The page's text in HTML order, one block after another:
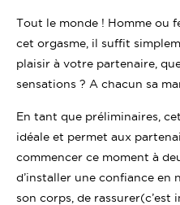
Tout le monde ! Homme ou
cet orgasme, il suffit
plaisir à votre partenaire,
sensations ? A chacun sa
En tant que préliminaires,
idéale et permet aux
commencer ce moment à
d’installer une confiance en
son corps, de rassurer(c’est